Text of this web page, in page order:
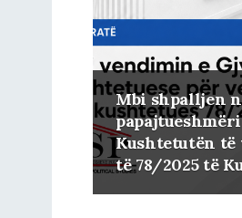
Mbi shpalljen
Kushtetutën
të 78/2025 të